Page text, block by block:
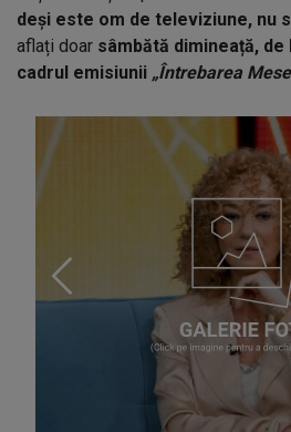
deși este om de televiziune, nu
aflați doar sâmbătă dimineață, de
cadrul emisiunii „Întrebarea